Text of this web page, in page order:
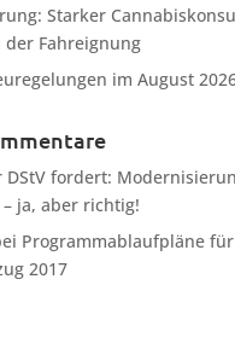
Starker
Fahreignung
im August
DStV fordert:
ja, aber richtig!
Programmablaufpläne
2017